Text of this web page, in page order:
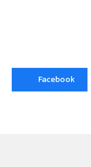
Facebook